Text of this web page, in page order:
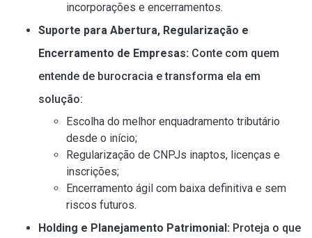
incorporações e encerramentos.
Suporte para Abertura, Regularização e
Encerramento de Empresas: Conte com quem
entende de burocracia e transforma ela em
solução:
Escolha do melhor enquadramento tributário
desde o início;
Regularização de CNPJs inaptos, licenças e
inscrições;
Encerramento ágil com baixa definitiva e sem
riscos futuros.
Holding e Planejamento Patrimonial: Proteja o que